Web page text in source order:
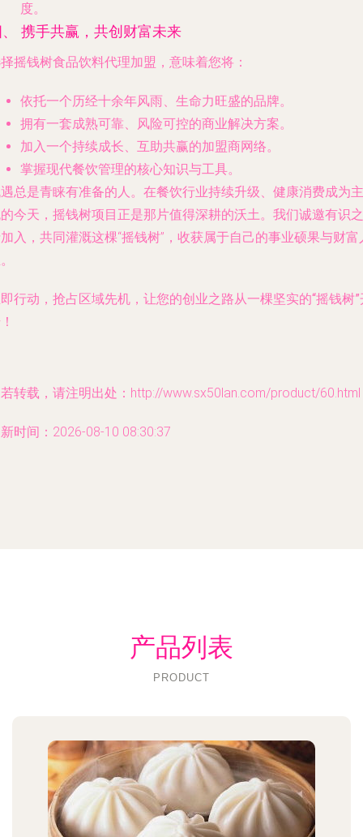
度。
携手共赢，共创财富未来
摇钱树食品饮料代理加盟，意味着您将：
依托一个历经十余年风雨、生命力旺盛的品牌。
拥有一套成熟可靠、风险可控的商业解决方案。
加入一个持续成长、互助共赢的加盟商网络。
掌握现代餐饮管理的核心知识与工具。
总是青睐有准备的人。在餐饮行业持续升级、健康消费成为主
今天，摇钱树项目正是那片值得深耕的沃土。我们诚邀有识之
入，共同灌溉这棵“摇钱树”，收获属于自己的事业硕果与财富
行动，抢占区域先机，让您的创业之路从一棵坚实的“摇钱树”
转载，请注明出处：http://www.sx50lan.com/product/60.html
时间：2026-08-10 08:30:37
产品列表
PRODUCT